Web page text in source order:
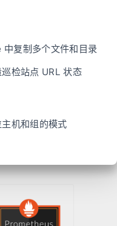
中复制多个文件和目录
检站点 URL 状态
机和组的模式